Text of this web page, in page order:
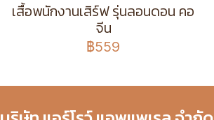
เสื้อพนักงานเสิร์ฟ รุ่นลอนดอน คอ
จีน
฿559